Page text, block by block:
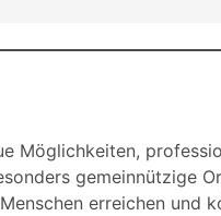
Möglichkeiten,
gemeinnützige
erreichen und